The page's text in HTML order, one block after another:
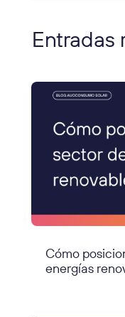
Entradas
Cómo
energías